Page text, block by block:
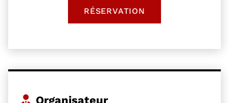
RÉSERVATION, OUVRE UNE NOUVELLE